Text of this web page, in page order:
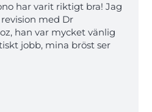
har varit riktigt bra! Jag
med Dr
han var mycket vänlig
jobb, mina bröst ser